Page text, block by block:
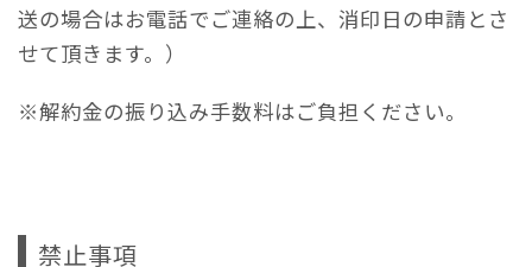
送の場合はお電話でご連絡の上、消印日の申請とさ
せて頂きます。）
※解約金の振り込み手数料はご負担ください。
禁止事項